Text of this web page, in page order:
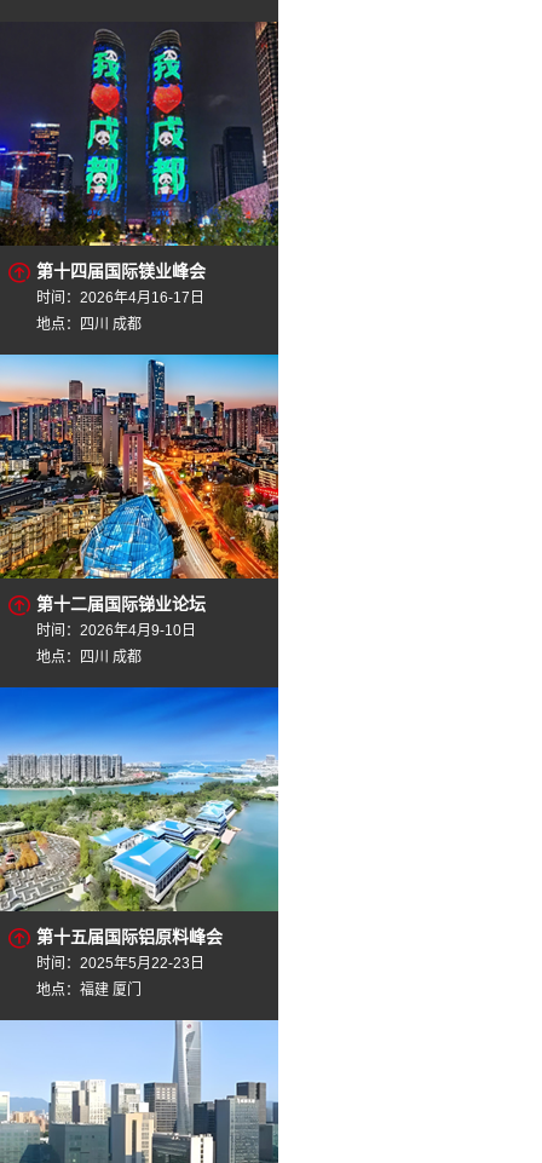
第十四届国际镁业峰会
时间：2026年4月16-17日
地点：四川 成都
第十二届国际锑业论坛
时间：2026年4月9-10日
地点：四川 成都
第十五届国际铝原料峰会
时间：2025年5月22-23日
地点：福建 厦门